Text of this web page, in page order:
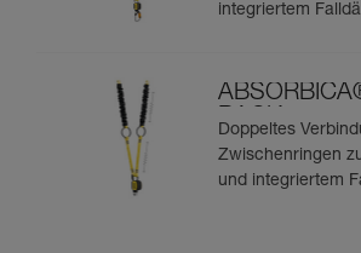
integriertem
BACK
Doppeltes
Zwischenringen
und integriertem